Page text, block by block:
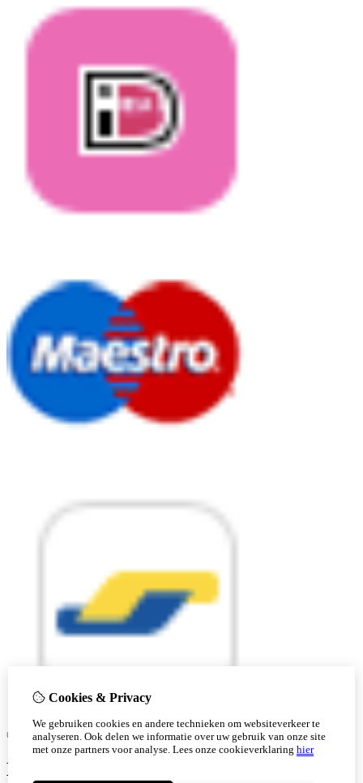
© Copyright 2026 |
Cookies & Privacy
We gebruiken cookies en andere technieken om websiteverkeer te
analyseren. Ook delen we informatie over uw gebruik van onze site
met onze partners voor analyse. Lees onze cookieverklaring hier
Ben je 18 of ouder?